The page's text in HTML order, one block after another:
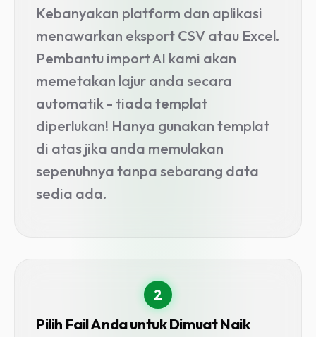
Kebanyakan platform dan aplikasi
menawarkan eksport CSV atau Excel.
Pembantu import AI kami akan
memetakan lajur anda secara
automatik - tiada templat
diperlukan! Hanya gunakan templat
di atas jika anda memulakan
sepenuhnya tanpa sebarang data
sedia ada.
2
Pilih Fail Anda untuk Dimuat Naik